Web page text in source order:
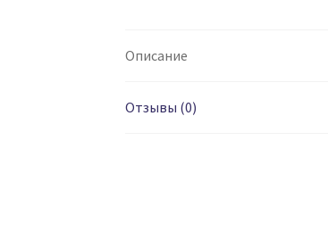
Описание
Отзывы (0)